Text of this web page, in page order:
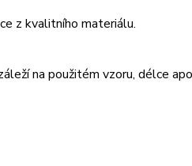
z kvalitního materiálu.
na použitém vzoru, délce